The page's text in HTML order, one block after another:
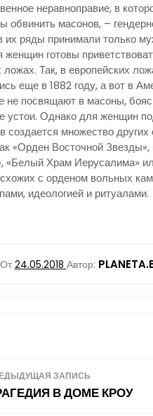
неравноправие, в
обвинить масонов, –
их ряды принимали только
женщин готовы
ложах. Так, в европейских
еще в 1882 году, а вот в
не посвящают в масоны,
устои. Однако для женщин
создается множество других
«Орден Восточной
«Белый Храм Иерусалима»
с орденом вольных
идеологией и ритуалами.
От 24.05.2018 Автор:
ЗАПИСЬ
В ДОМЕ КРОУ